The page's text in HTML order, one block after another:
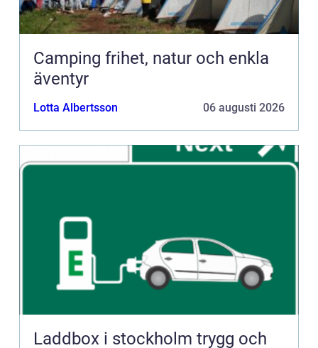
Camping frihet, natur och enkla
äventyr
Lotta Albertsson 06 augusti 2026
Laddbox i stockholm trygg och